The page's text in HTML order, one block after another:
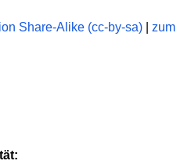
Share-Alike (cc-by-sa)
zum